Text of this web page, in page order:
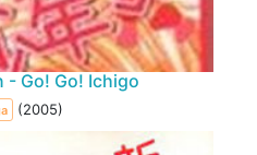
- Go! Go! Ichigo
(2005)